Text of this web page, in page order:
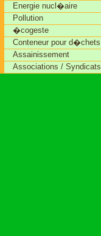
Energie nucl�aire
Pollution
�cogeste
Conteneur pour d�chets
Assainissement
Associations / Syndicats